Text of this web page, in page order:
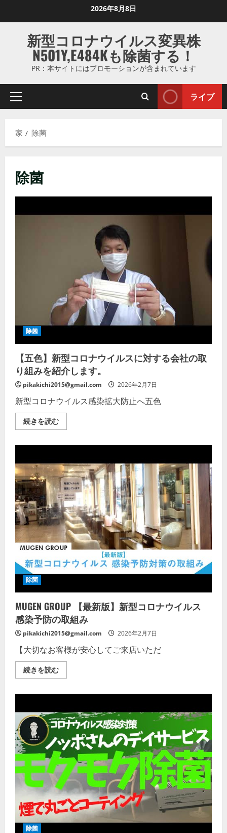
ス
ッ
ま
2026年8月8日
新型コロナウイルス変異株
N501Y,E484Kも除菌する！
PR：本サイトにはプロモーションが含まれています
プ
マ
ニ
ュ
ー
ライブ
家 除菌
除菌
除菌
【五色】新型コロナウイルスに対する会社の取
り組みを紹介します。
pikakichi2015@gmail.com 2026年2月7日
新型コロナウイルス感染拡大防止へ五色
続きを読む【五
色】
ナ
ウ
イ
ル
ス
に
対
す
る
会
社
の
取
組
み
を
介
ま
す。
の
詳
細
ご
覧
く
だ
さ
除菌
MUGEN GROUP 【最新版】新型コロナウイルス
感染予防の取組み
pikakichi2015@gmail.com 2026年2月7日
【大切なお客様が安心してご来店いただ
続きを読むMUGEN
GROUP
型
コ
ロ
ウ
イ
ル
ス
感
染
予
防
の
取
組
み
の
除菌